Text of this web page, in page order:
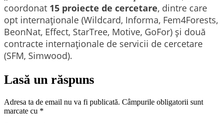
coordonat 15 proiecte de cercetare, dintre care
opt internaționale (Wildcard, Informa, Fem4Forests,
BeonNat, Effect, StarTree, Motive, GoFor) și două
contracte internaționale de servicii de cercetare
(SFM, Simwood).
Lasă un răspuns
Adresa ta de email nu va fi publicată. Câmpurile obligatorii sunt
marcate cu *